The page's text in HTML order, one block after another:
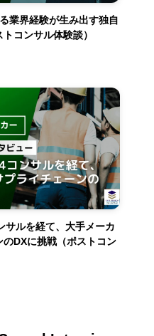
業界経験が生み出す独自
コンサル体験談）
サルを経て、大手メーカ
DXに挑戦（ポストコン